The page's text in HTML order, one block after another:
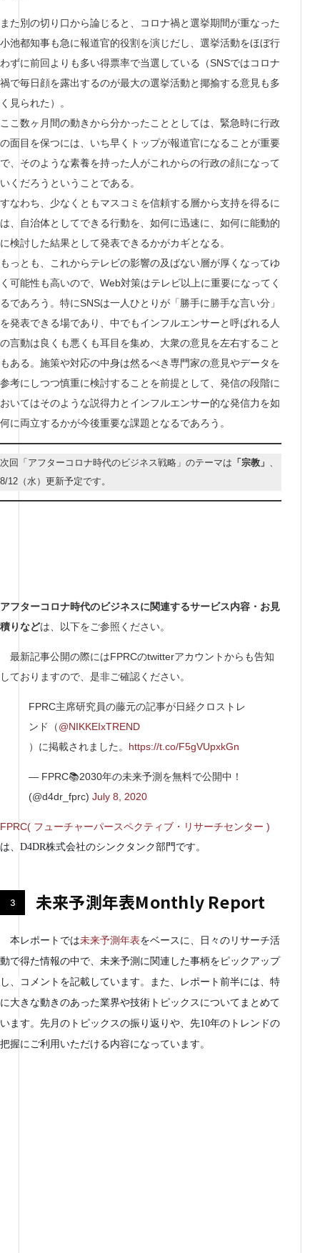
また別の切り口から論じると、コロナ禍と選挙期間が重なった
小池都知事も急に報道官的役割を演じだし、選挙活動をほぼ行
わずに前回よりも多い得票率で当選している（SNSではコロナ
禍で毎日顔を露出するのが最大の選挙活動と揶揄する意見も多
く見られた）。
ここ数ヶ月間の動きから分かったこととしては、緊急時に行政
の面目を保つには、いち早くトップが報道官になることが重要
で、そのような素養を持った人がこれからの行政の顔になって
いくだろうということである。
すなわち、少なくともマスコミを信頼する層から支持を得るに
は、自治体としてできる行動を、如何に迅速に、如何に能動的
に検討した結果として発表できるかがカギとなる。
もっとも、これからテレビの影響の及ばない層が厚くなってゆ
く可能性も高いので、Web対策はテレビ以上に重要になってく
るであろう。特にSNSは一人ひとりが「勝手に勝手な言い分」
を発表できる場であり、中でもインフルエンサーと呼ばれる人
の言動は良くも悪くも耳目を集め、大衆の意見を左右すること
もある。施策や対応の中身は然るべき専門家の意見やデータを
参考にしつつ慎重に検討することを前提として、発信の段階に
おいてはそのような説得力とインフルエンサー的な発信力を如
何に両立するかが今後重要な課題となるであろう。
次回「アフターコロナ時代のビジネス戦略」のテーマは 「宗教」 、
8/12（水）更新予定です。
アフターコロナ時代のビジネスに関連するサービス内容・お見
積りなどは、以下をご参照ください。
最新記事公開の際にはFPRCのtwitterアカウントからも告知
しておりますので、是非ご確認ください。
FPRC主席研究員の藤元の記事が日経クロストレ
ンド（@NIKKEIxTREND
）に掲載されました。 https://t.co/F5gVUpxkGn
— FPRC📚2030年の未来予測を無料で公開中！
(@d4dr_fprc) July 8, 2020
FPRC( フューチャーパースペクティブ・リサーチセンター )
は、D4DR株式会社のシンクタンク部門です。
未来予測年表Monthly Report
本レポートでは未来予測年表をベースに、日々のリサーチ活
動で得た情報の中で、未来予測に関連した事柄をピックアップ
し、コメントを記載しています。また、レポート前半には、特
に大きな動きのあった業界や技術トピックスについてまとめて
います。先月のトピックスの振り返りや、先10年のトレンドの
把握にご利用いただける内容になっています。